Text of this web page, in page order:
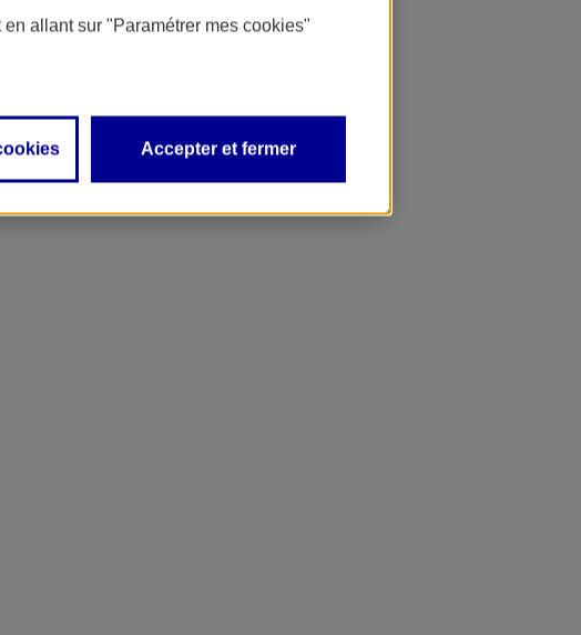
en allant sur "Paramétrer mes cookies"
Accepter et fermer